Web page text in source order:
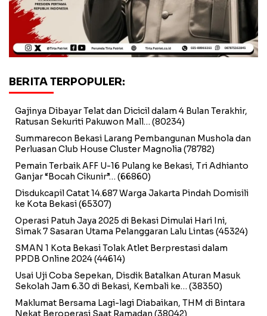
BERITA TERPOPULER:
Gajinya Dibayar Telat dan Dicicil dalam 4 Bulan Terakhir,
Ratusan Sekuriti Pakuwon Mall… (80234)
Summarecon Bekasi Larang Pembangunan Mushola dan
Perluasan Club House Cluster Magnolia (78782)
Pemain Terbaik AFF U-16 Pulang ke Bekasi, Tri Adhianto
Ganjar “Bocah Cikunir”… (66860)
Disdukcapil Catat 14.687 Warga Jakarta Pindah Domisili
ke Kota Bekasi(65307)
Operasi Patuh Jaya 2025 di Bekasi Dimulai Hari Ini,
Simak 7 Sasaran Utama Pelanggaran Lalu Lintas (45324)
SMAN 1 Kota Bekasi Tolak Atlet Berprestasi dalam
PPDB Online 2024(44614)
Usai Uji Coba Sepekan, Disdik Batalkan Aturan Masuk
Sekolah Jam 6.30 di Bekasi, Kembali ke… (38350)
Maklumat Bersama Lagi-lagi Diabaikan, THM di Bintara
Nekat Beroperasi Saat Ramadan (38042)